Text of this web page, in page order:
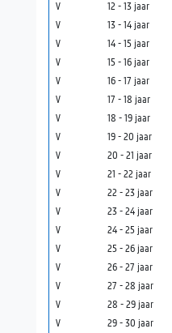
V
12 - 13 jaar
V
13 - 14 jaar
V
14 - 15 jaar
V
15 - 16 jaar
V
16 - 17 jaar
V
17 - 18 jaar
V
18 - 19 jaar
V
19 - 20 jaar
V
20 - 21 jaar
V
21 - 22 jaar
V
22 - 23 jaar
V
23 - 24 jaar
V
24 - 25 jaar
V
25 - 26 jaar
V
26 - 27 jaar
V
27 - 28 jaar
V
28 - 29 jaar
V
29 - 30 jaar